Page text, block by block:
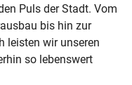
Puls der Stadt. Vom
bis hin zur
leisten wir unseren
so lebenswert